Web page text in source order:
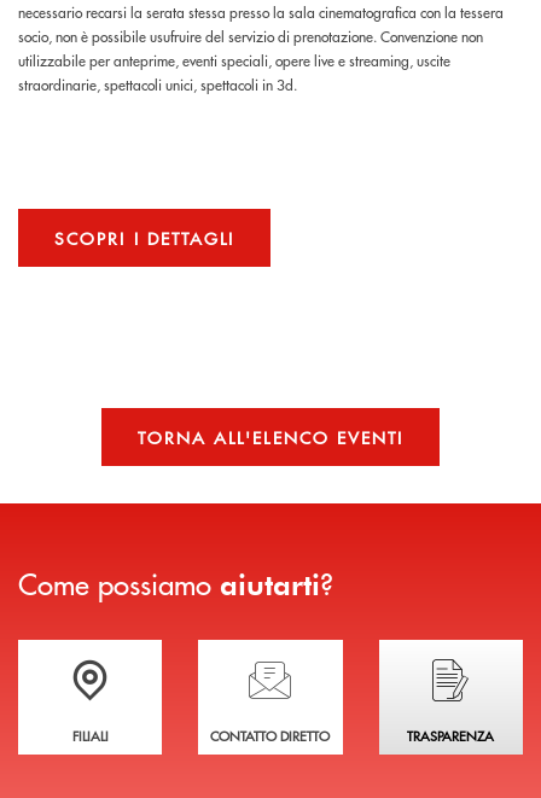
necessario recarsi la serata stessa presso la sala cinematografica con la tessera
socio, non è possibile usufruire del servizio di prenotazione. Convenzione non
utilizzabile per anteprime, eventi speciali, opere live e streaming, uscite
straordinarie, spettacoli unici, spettacoli in 3d.
SCOPRI I DETTAGLI
TORNA ALL'ELENCO EVENTI
Come possiamo aiutarti?
Trova la filiale più vicina a te
FILIALI
Hai bisogno di assistenza immediata?
CONTATTO DIRETTO
Hai bisogno di
TRASPARENZA